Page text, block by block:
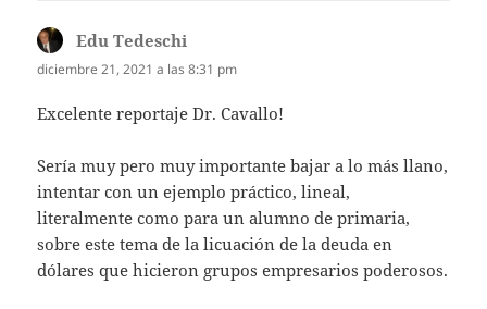
Edu Tedeschi
diciembre 21, 2021 a las 8:31 pm
Excelente reportaje Dr. Cavallo!
Sería muy pero muy importante bajar a lo más llano,
intentar con un ejemplo práctico, lineal,
literalmente como para un alumno de primaria,
sobre este tema de la licuación de la deuda en
dólares que hicieron grupos empresarios poderosos.